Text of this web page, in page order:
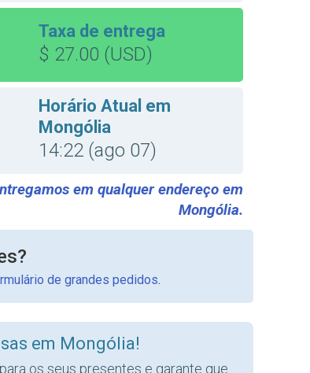
Taxa de entrega
$ 27.00 (USD)
Horário Atual em
Mongólia
14:22 (ago 07)
em qualquer endereço em
Mongólia.
de grandes pedidos.
em Mongólia!
os seus presentes e garante que